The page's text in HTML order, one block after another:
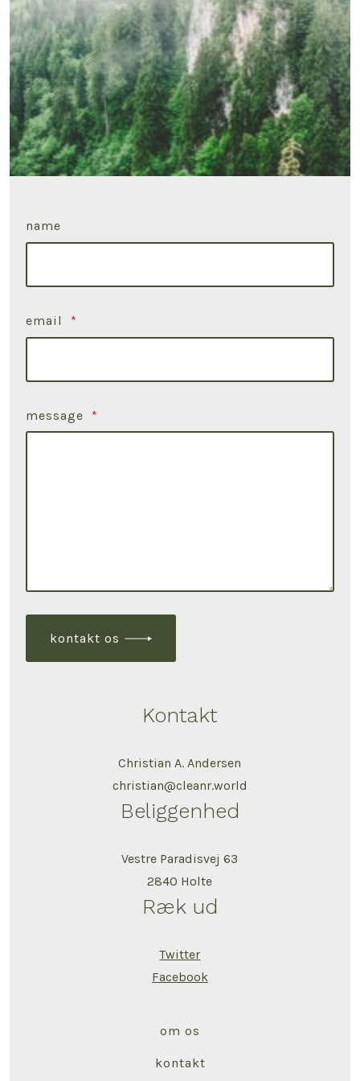
name
email *
message *
kontakt os
Kontakt
Christian A. Andersen
christian@cleanr.world
Beliggenhed
Vestre Paradisvej 63
2840 Holte
Ræk ud
Twitter
Facebook
om os
kontakt